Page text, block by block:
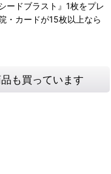
ードブラスト』1枚をプレ
・カードが15枚以上なら
も買っています